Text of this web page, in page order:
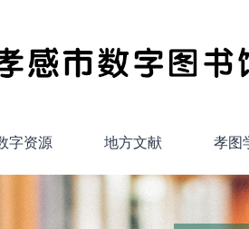
字资源 地方文献 孝图